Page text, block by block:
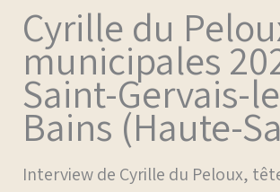
Cyrille du
municipales
Saint-Gervais-
Bains (Haute-
Interview de Cyrille du Peloux,